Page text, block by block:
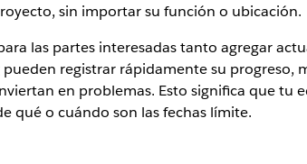
sin importar su función o ubicación.
las partes interesadas tanto agregar
registrar rápidamente su progreso,
en problemas. Esto significa que tu
qué o cuándo son las fechas límite.